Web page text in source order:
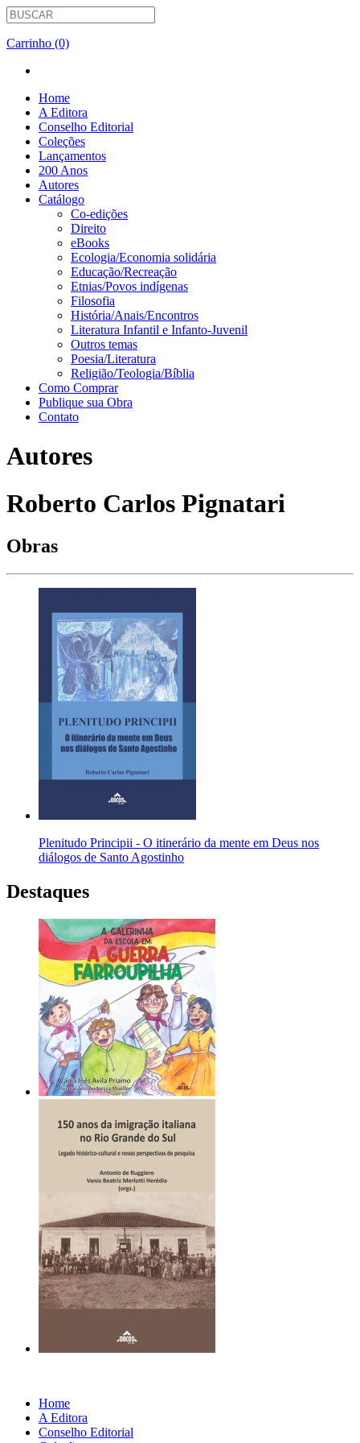
Carrinho (0)
Home
A Editora
Conselho Editorial
Coleções
Lançamentos
200 Anos
Autores
Catálogo
Co-edições
Direito
eBooks
Ecologia/Economia solidária
Educação/Recreação
Etnias/Povos indígenas
Filosofia
História/Anais/Encontros
Literatura Infantil e Infanto-Juvenil
Outros temas
Poesia/Literatura
Religião/Teologia/Bíblia
Como Comprar
Publique sua Obra
Contato
Autores
Roberto Carlos Pignatari
Obras
Plenitudo Principii - O itinerário da mente em Deus nos
diálogos de Santo Agostinho
Destaques
Home
A Editora
Conselho Editorial